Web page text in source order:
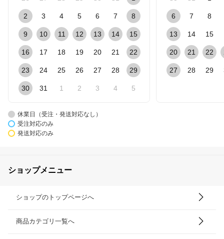
2 3 4 5 6 7 8
9 10 11 12 13 14 15
16 17 18 19 20 21 22
23 24 25 26 27 28 29
30 31 1 2 3 4 5
6 7 8
13 14 15
20 21 22
27 28 29
休業日（受注・発送対応なし）
受注対応のみ
発送対応のみ
ショップメニュー
ショップのトップページへ
商品カテゴリ一覧へ